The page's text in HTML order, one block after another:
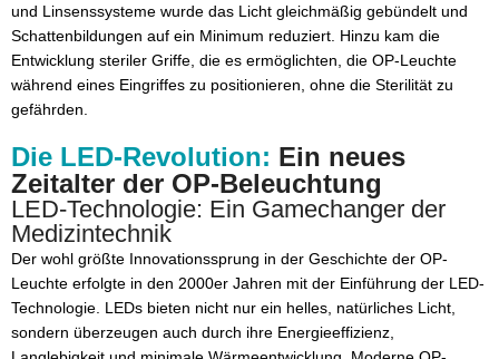
und Linsenssysteme wurde das Licht gleichmäßig gebündelt und
Schattenbildungen auf ein Minimum reduziert. Hinzu kam die
Entwicklung steriler Griffe, die es ermöglichten, die OP-Leuchte
während eines Eingriffes zu positionieren, ohne die Sterilität zu
gefährden.
Die LED-Revolution: Ein neues
Zeitalter der OP-Beleuchtung
LED-Technologie: Ein Gamechanger der
Medizintechnik
Der wohl größte Innovationssprung in der Geschichte der OP-
Leuchte erfolgte in den 2000er Jahren mit der Einführung der LED-
Technologie. LEDs bieten nicht nur ein helles, natürliches Licht,
sondern überzeugen auch durch ihre Energieeffizienz,